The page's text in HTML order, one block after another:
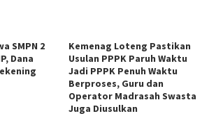
SMPN 2
Dana
Kemenag Loteng Pastikan
Usulan PPPK Paruh Waktu
Jadi PPPK Penuh Waktu
Berproses, Guru dan
Operator Madrasah Swasta
Juga Diusulkan